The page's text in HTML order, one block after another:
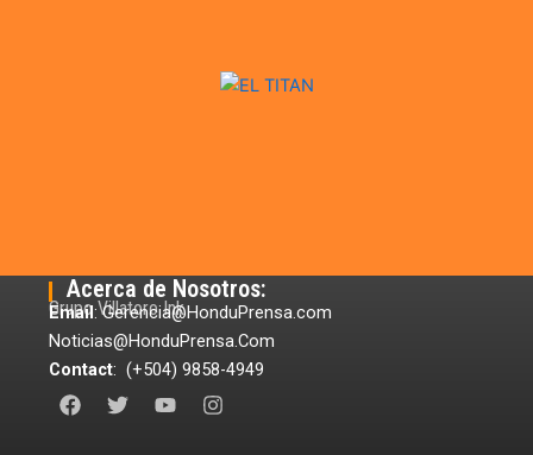
Acerca de Nosotros:
Grupo Villatoro Ink
Email: Gerencia@HonduPrensa.com
Noticias@HonduPrensa.Com
Contact: (+504) 9858-4949
F
a
T
w
Y
o
I
n